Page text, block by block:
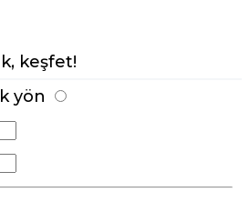
keşfet!
yön